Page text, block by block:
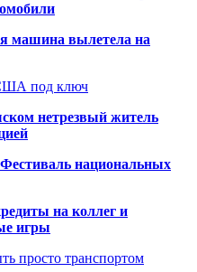
машина вылетела на
под ключ
нетрезвый житель
национальных
на коллег и
игры
просто транспортом